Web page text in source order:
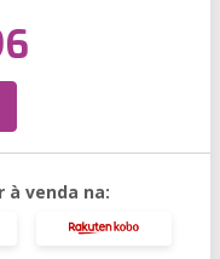
à venda na: